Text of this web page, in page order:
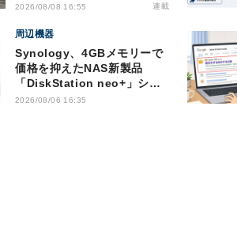
2026/08/08 16:55 連載
周辺機器
Synology、4GBメモリーで
価格を抑えたNAS新製品
「DiskStation neo+」シリ
ーズ
2026/08/06 16:35